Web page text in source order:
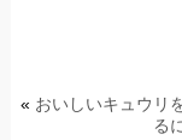
« おいしいキュウリ
る